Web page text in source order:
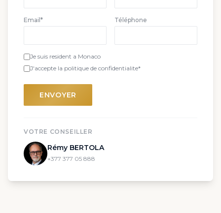
Email* Téléphone
Je suis resident a Monaco
J'accepte la politique de confidentialite*
ENVOYER
VOTRE CONSEILLER
Rémy BERTOLA
+377 377 05 888